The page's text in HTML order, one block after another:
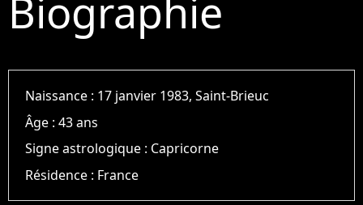
Biographie
Naissance : 17 janvier 1983, Saint-Brieuc
Âge :43 ans
Signe astrologique : Capricorne
Résidence : France